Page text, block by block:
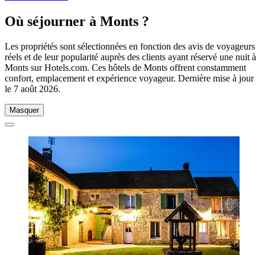
Où séjourner à Monts ?
Les propriétés sont sélectionnées en fonction des avis de voyageurs
réels et de leur popularité auprès des clients ayant réservé une nuit à
Monts sur Hotels.com. Ces hôtels de Monts offrent constamment
confort, emplacement et expérience voyageur. Dernière mise à jour
le 7 août 2026.
Masquer